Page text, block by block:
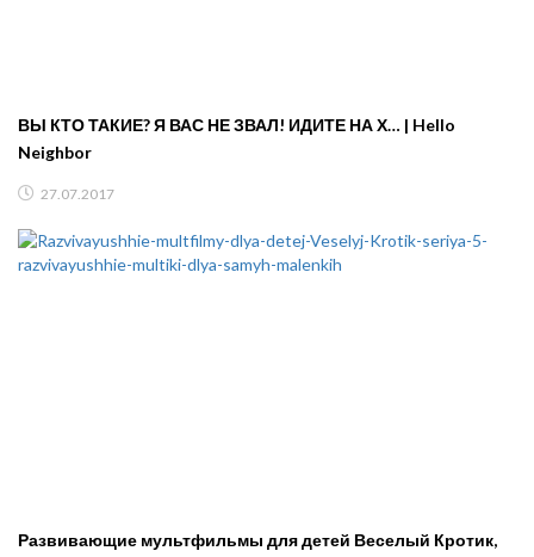
ВЫ КТО ТАКИЕ? Я ВАС НЕ ЗВАЛ! ИДИТЕ НА Х… | Hello
Neighbor
27.07.2017
Развивающие мультфильмы для детей Веселый Кротик,